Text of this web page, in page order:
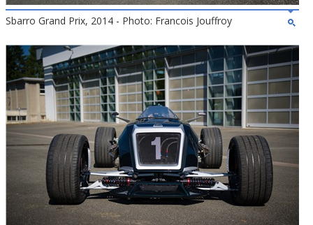
Sbarro Grand Prix, 2014 - Photo: Francois Jouffroy